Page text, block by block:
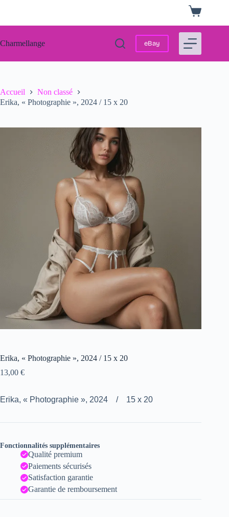
Panier
d’achat
Charmellange eBay
Accueil
Non classé
Erika, « Photographie », 2024 / 15 x 20
Erika, « Photographie », 2024 / 15 x 20
13,00 €
Erika, « Photographie », 2024 / 15 x 20
Fonctionnalités supplémentaires
Qualité premium
Paiements sécurisés
Satisfaction garantie
Garantie de remboursement